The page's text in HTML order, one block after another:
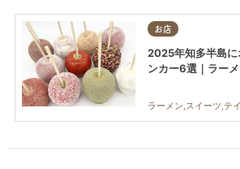
お店
2025年知多半島に
ンカー6選｜ラー